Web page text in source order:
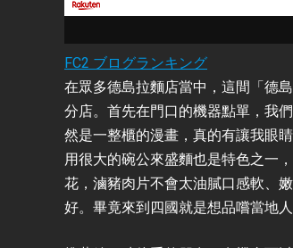
FC2 ブログランキング
在眾多德島拉麵店當中，這間「德
分店。首先在門口的機器點單，我
然是一整櫃的漫畫，真的有讓我眼睛
用很大的碗公來盛麵也是特色之一
花，滷豬肉片不會太油膩口感軟、
好。畢竟來到四國就是想品嚐當地